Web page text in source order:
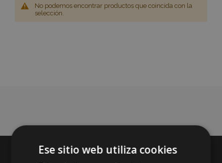
No podemos encontrar productos que coincida con la
selección.
Ese sitio web utiliza cookies